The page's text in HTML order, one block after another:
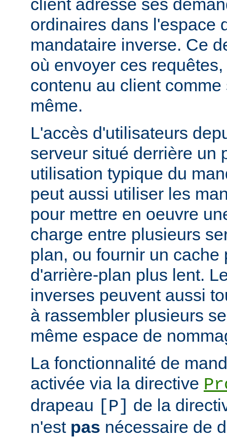
client adresse ses
ordinaires dans l'espace
mandataire inverse. Ce
où envoyer ces
contenu au client
même.
L'accès d'utilisateurs
serveur situé derrière un
utilisation typique du
peut aussi utiliser les
pour mettre en oeuvre
charge entre plusieurs
plan, ou fournir un cache
d'arrière-plan plus lent.
inverses peuvent aussi
à rassembler plusieurs
même espace de
La fonctionnalité de
activée via la directive
drapeau
[P]
de la
n'est pas nécessaire de